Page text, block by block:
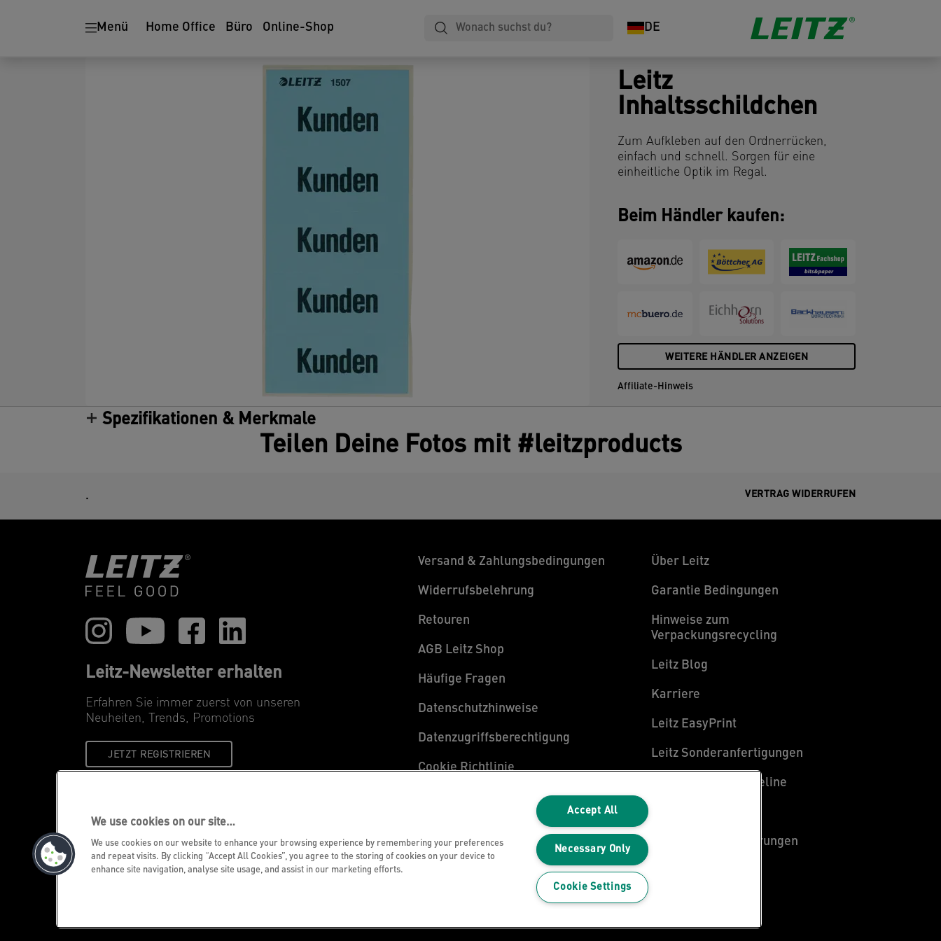
Menü Home Office Büro Online-Shop DE
Leitz
Inhaltsschildchen
Zum Aufkleben auf den Ordnerrücken,
einfach und schnell. Sorgen für eine
einheitliche Optik im Regal.
Beim Händler kaufen:
WEITERE HÄNDLER ANZEIGEN
Affiliate-Hinweis
Spezifikationen & Merkmale
Teilen Deine Fotos mit #leitzproducts
. VERTRAG WIDERRUFEN
Leitz-Newsletter erhalten
Erfahren Sie immer zuerst von unseren
Neuheiten, Trends, Promotions
JETZT REGISTRIEREN
Versand & Zahlungsbedingungen
Widerrufsbelehrung
Retouren
AGB Leitz Shop
Häufige Fragen
Datenschutzhinweise
Datenzugriffsberechtigung
Cookie Richtlinie
Über Leitz
Garantie Bedingungen
Hinweise zum
Verpackungsrecycling
Leitz Blog
Karriere
Leitz EasyPrint
Leitz Sonderanfertigungen
Leitz Individual Freeline
Konformitätserklärungen
We use cookies on our site…
We use cookies on our website to enhance your browsing experience by remembering your preferences
and repeat visits. By clicking “Accept All Cookies”, you agree to the storing of cookies on your device to
enhance site navigation, analyse site usage, and assist in our marketing efforts.
Accept All
Necessary Only
Cookie Settings